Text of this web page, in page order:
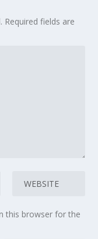
Required fields are
this browser for the